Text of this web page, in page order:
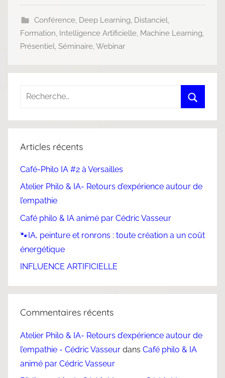
Conférence, Deep Learning, Distanciel,
Formation, Intelligence Artificielle, Machine Learning,
Présentiel, Séminaire, Webinar
Articles récents
Café-Philo IA #2 à Versailles
Atelier Philo & IA- Retours d’expérience autour de
l’empathie
Café philo & IA animé par Cédric Vasseur
🐾IA, peinture et ronrons : toute création a un coût
énergétique
INFLUENCE ARTIFICIELLE
Commentaires récents
Atelier Philo & IA- Retours d’expérience autour de
l’empathie - Cédric Vasseur dans Café philo & IA
animé par Cédric Vasseur